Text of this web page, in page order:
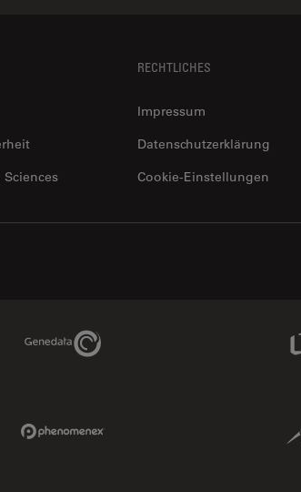
Sciences
RECHTLICHES
Impressum
Datenschutzerklärung
Cookie-Einstellungen
Genedata Link